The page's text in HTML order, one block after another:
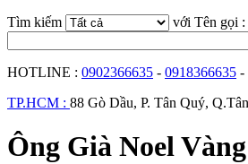
Tìm kiếm
với Tên gọi :
HOTLINE : 0902366635 - 0918366635 -
TP.HCM : 88 Gò Dầu, P. Tân Quý,
Ông Già Noel